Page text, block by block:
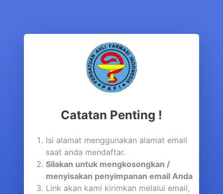
Catatan Penting !
Isi alamat menggunakan alamat email
saat anda mendaftar.
Silakan untuk mengkosongkan /
menyisakan penyimpanan email Anda
Link akan kami kirimkan melalui email,